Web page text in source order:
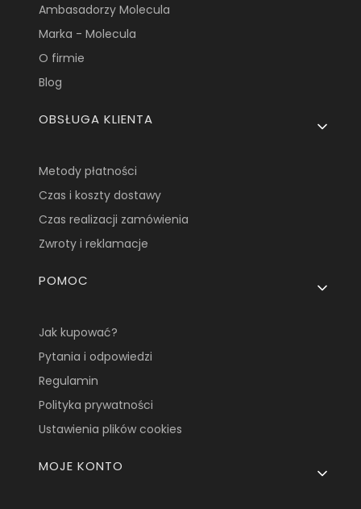
Ambasadorzy Molecula
Marka - Molecula
O firmie
Blog
OBSŁUGA KLIENTA
Metody płatności
Czas i koszty dostawy
Czas realizacji zamówienia
Zwroty i reklamacje
POMOC
Jak kupować?
Pytania i odpowiedzi
Regulamin
Polityka prywatności
Ustawienia plików cookies
MOJE KONTO